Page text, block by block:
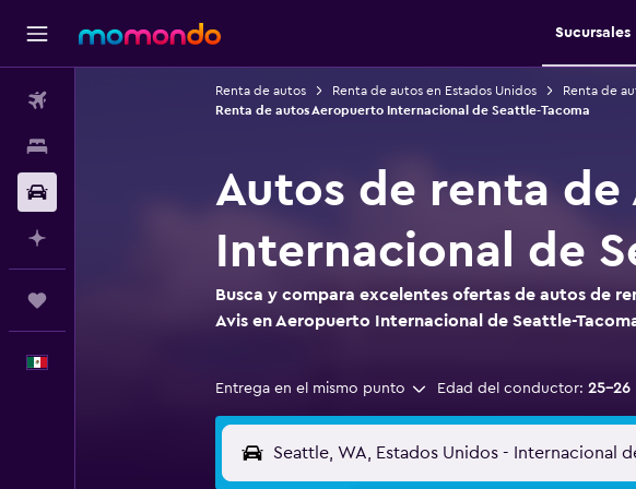
Sucursales
Renta de autos Renta de autos en Estados Unidos Renta de
Renta de autos Aeropuerto Internacional de Seattle-Tacoma
Autos de renta de
Internacional de
Busca y compara excelentes ofertas de autos de
Avis en Aeropuerto Internacional de Seattle-
Entrega en el mismo punto Edad del conductor: 25-26